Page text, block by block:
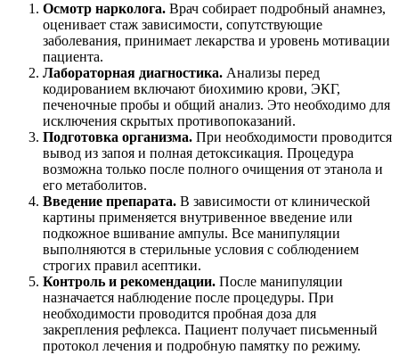
Осмотр нарколога. Врач собирает подробный анамнез,
оценивает стаж зависимости, сопутствующие
заболевания, принимает лекарства и уровень мотивации
пациента.
Лабораторная диагностика. Анализы перед
кодированием включают биохимию крови, ЭКГ,
печеночные пробы и общий анализ. Это необходимо для
исключения скрытых противопоказаний.
Подготовка организма. При необходимости проводится
вывод из запоя и полная детоксикация. Процедура
возможна только после полного очищения от этанола и
его метаболитов.
Введение препарата. В зависимости от клинической
картины применяется внутривенное введение или
подкожное вшивание ампулы. Все манипуляции
выполняются в стерильные условия с соблюдением
строгих правил асептики.
Контроль и рекомендации. После манипуляции
назначается наблюдение после процедуры. При
необходимости проводится пробная доза для
закрепления рефлекса. Пациент получает письменный
протокол лечения и подробную памятку по режиму.